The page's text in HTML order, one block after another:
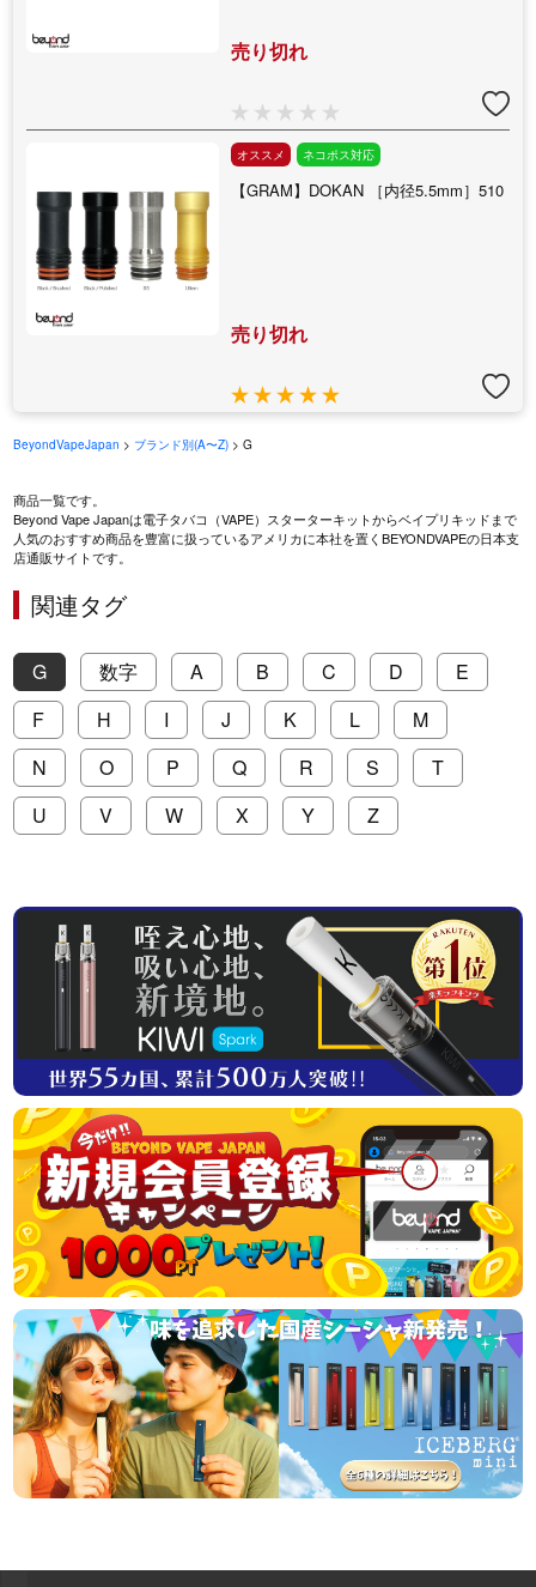
売り切れ
オススメ ネコポス対応
【GRAM】DOKAN ［内径5.5mm］510
売り切れ
BeyondVapeJapan > ブランド別(A〜Z) > G
商品一覧です。
Beyond Vape Japanは電子タバコ（VAPE）スターターキットからベイプリキッドまで
人気のおすすめ商品を豊富に扱っているアメリカに本社を置くBEYONDVAPEの日本支
店通販サイトです。
関連タグ
G 数字 A B C D
E
F
H I J K L
M
N
O P Q R S
T
U
V W X Y Z